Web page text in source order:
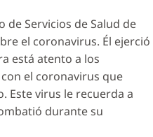
Servicios de Salud de
el coronavirus. Él ejerció
está atento a los
el coronavirus que
Este virus le recuerda a
durante su